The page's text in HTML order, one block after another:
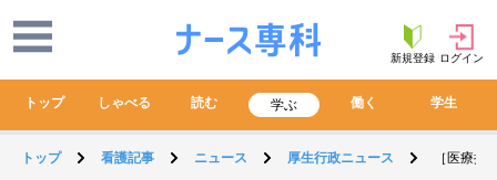
新規登録 ログイン
トップ しゃべる 読む 学ぶ 働く 学生
トップ 看護記事 ニュース 厚生行政ニュース ［医療